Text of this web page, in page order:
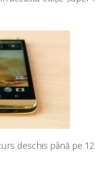
deschis până pe